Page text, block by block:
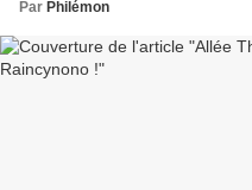
Par Philémon